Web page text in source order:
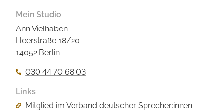
Mein Studio
Ann Vielhaben
Heerstraße 18/20
14052 Berlin
030 44 70 68 03
Links
Navigation
Mitglied im Verband deutscher Sprecher:innen